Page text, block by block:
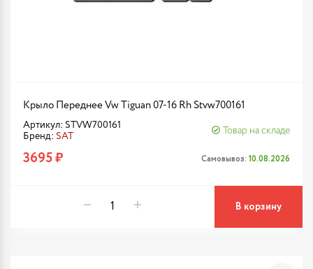
Крыло Переднее Vw Tiguan 07-16 Rh Stvw700161
Артикул: STVW700161
Бренд: SAT
Товар на складе
3695 ₽ Самовывоз: 10.08.2026
В корзину